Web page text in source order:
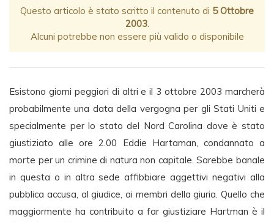
Questo articolo è stato scritto il contenuto di 5 Ottobre
2003.
Alcuni potrebbe non essere più valido o disponibile
Esistono giorni peggiori di altri e il 3 ottobre 2003 marcherà
probabilmente una data della vergogna per gli Stati Uniti e
specialmente per lo stato del Nord Carolina dove è stato
giustiziato alle ore 2.00 Eddie Hartaman, condannato a
morte per un crimine di natura non capitale. Sarebbe banale
in questa o in altra sede affibbiare aggettivi negativi alla
pubblica accusa, al giudice, ai membri della giuria. Quello che
maggiormente ha contribuito a far giustiziare Hartman è il